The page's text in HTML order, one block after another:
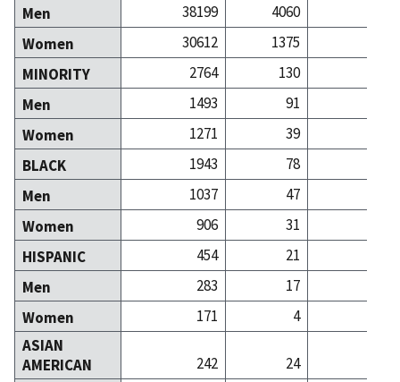
Men
38199 4060
Women
30612 1375
MINORITY
2764 130
Men
1493 91
Women
1271 39
BLACK
1943 78
Men
1037 47
Women
906 31
HISPANIC
454 21
Men
283 17
Women
171 4
ASIAN
AMERICAN
242 24